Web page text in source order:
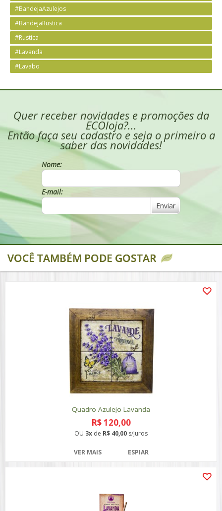
#BandejaAzulejos
#BandejaRustica
#Rustica
#Lavanda
#Lavabo
Quer receber novidades e promoções da
ECOloja?...
Então faça seu cadastro e seja o primeiro a
saber das novidades!
Nome:
E-mail:
Enviar
VOCÊ TAMBÉM PODE GOSTAR
Quadro Azulejo Lavanda
R$ 120,00
OU 3x de R$ 40,00 s/juros
VER MAIS ESPIAR